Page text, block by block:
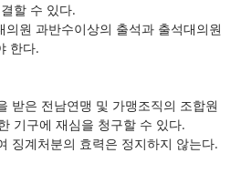
할 수 있다.
원 과반수이상의 출석과 출석대의원
한다.
받은 전남연맹 및 가맹조직의 조합원
기구에 재심을 청구할 수 있다.
징계처분의 효력은 정지하지 않는다.